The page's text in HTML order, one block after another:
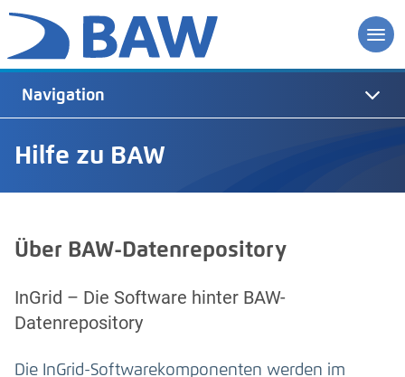
Hilfe zu BAW
Navigation
Über BAW-Datenrepository
InGrid – Die Software hinter BAW-
Datenrepository
Die InGrid-Softwarekomponenten werden im